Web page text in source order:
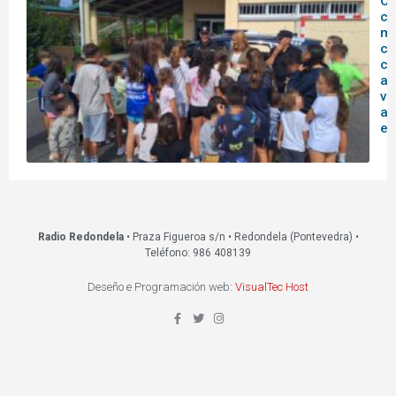
Radio Redondela• Praza Figueroa s/n • Redondela (Pontevedra) •
Teléfono: 986 408139
Deseño e Programación web: VisualTec Host